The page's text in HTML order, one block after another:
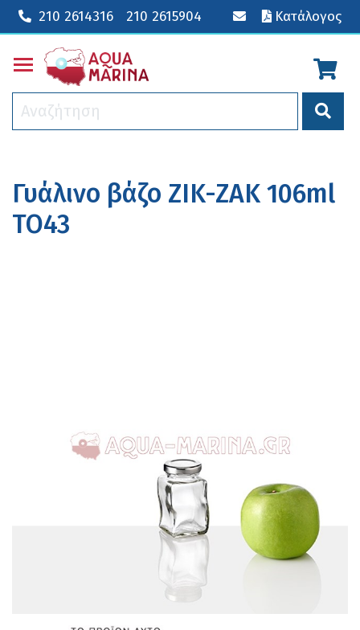
210 2614316 210 2615904 Κατάλογος
Toggle main menu visibility
Γυάλινο βάζο ZIK-ZAK 106ml
TO43